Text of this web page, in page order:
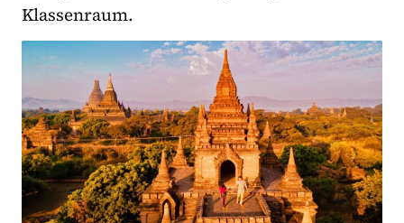
Klassenraum.